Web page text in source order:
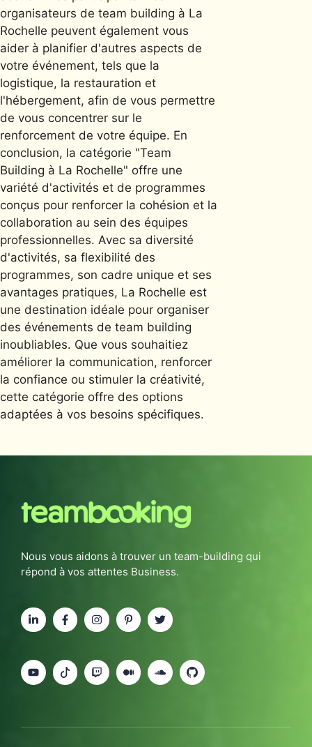
organisateurs de team building à La
Rochelle peuvent également vous
aider à planifier d'autres aspects de
votre événement, tels que la
logistique, la restauration et
l'hébergement, afin de vous permettre
de vous concentrer sur le
renforcement de votre équipe. En
conclusion, la catégorie "Team
Building à La Rochelle" offre une
variété d'activités et de programmes
conçus pour renforcer la cohésion et la
collaboration au sein des équipes
professionnelles. Avec sa diversité
d'activités, sa flexibilité des
programmes, son cadre unique et ses
avantages pratiques, La Rochelle est
une destination idéale pour organiser
des événements de team building
inoubliables. Que vous souhaitiez
améliorer la communication, renforcer
la confiance ou stimuler la créativité,
cette catégorie offre des options
adaptées à vos besoins spécifiques.
Nous vous aidons à trouver un team-building qui
répond à vos attentes Business.